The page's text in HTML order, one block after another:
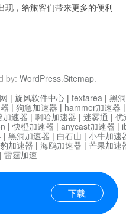
，给旅客们带来更多的便利
by: WordPress.Sitemap.
下载
| 旋风软件中心 | textarea | 黑
| 狗急加速器 | hammer加速器
加速器 | 啊哈加速器 | 迷雾通 | 优
|快橙加速器 | anycast加速器 |
| 黑洞加速器 | 白石山 | 小牛加速
加速器 | 海鸥加速器 | 芒果加速
| 雷霆加速